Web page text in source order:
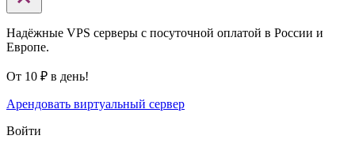
Надёжные VPS серверы с посуточной оплатой в России и
Европе.
От 10 ₽ в день!
Арендовать виртуальный сервер
Войти